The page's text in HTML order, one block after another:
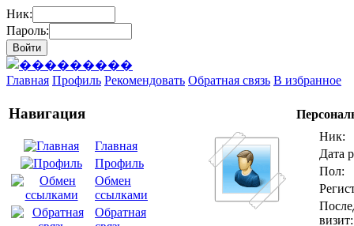
Ник:
Пароль:
Главная Профиль Рекомендовать Обратная связь В избранное
Навигация
Главная
Профиль
Обмен
ссылками
Обратная
Ник:
Дата
Пол:
визит: